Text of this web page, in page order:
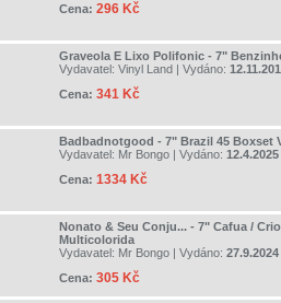
Cena: 296 Kč
Graveola E Lixo Polifonic - 7"
Vydavatel: Vinyl Land | Vydáno:
Cena: 341 Kč
Badbadnotgood - 7" Brazil 45 Boxset
Vydavatel: Mr Bongo | Vydáno: 12.4.2025
Cena: 1334 Kč
Nonato & Seu Conju... - 7" Cafua /
Multicolorida
Vydavatel: Mr Bongo | Vydáno: 27.9.2024
Cena: 305 Kč